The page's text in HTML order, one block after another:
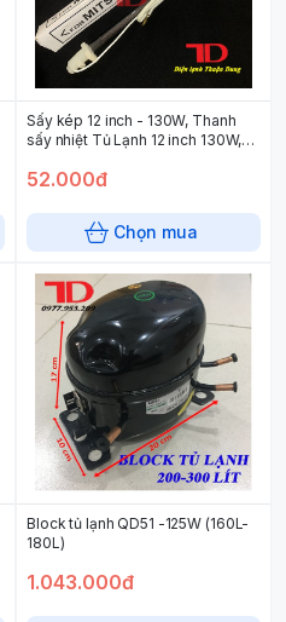
Sấy kép 12 inch - 130W, Thanh
sấy nhiệt Tủ Lạnh 12 inch 130W,
52.000đ
Chọn mua
Block tủ lạnh QD51 -125W (160L-
180L)
1.043.000đ